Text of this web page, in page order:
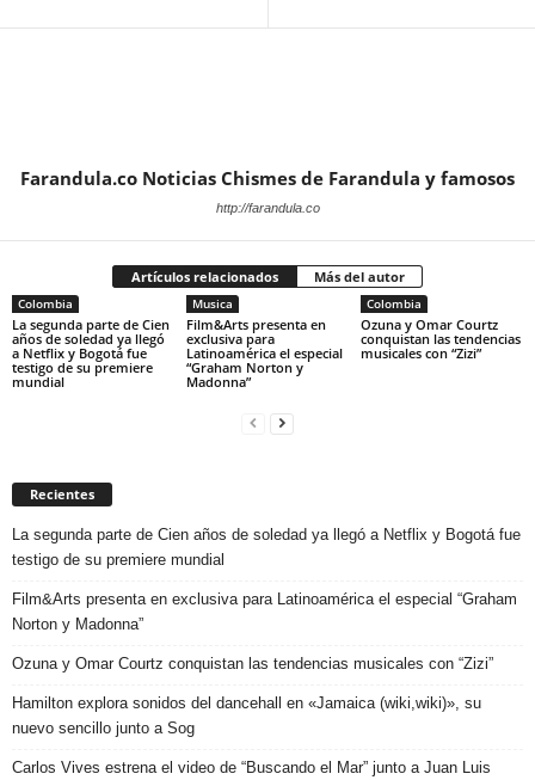
Farandula.co Noticias Chismes de Farandula y famosos
http://farandula.co
Artículos relacionados Más del autor
Colombia
La segunda parte de Cien
años de soledad ya llegó
a Netflix y Bogotá fue
testigo de su premiere
mundial
Musica
Film&Arts presenta en
exclusiva para
Latinoamérica el especial
“Graham Norton y
Madonna”
Colombia
Ozuna y Omar Courtz
conquistan las tendencias
musicales con “Zizi”
Recientes
La segunda parte de Cien años de soledad ya llegó a Netflix y Bogotá fue
testigo de su premiere mundial
Film&Arts presenta en exclusiva para Latinoamérica el especial “Graham
Norton y Madonna”
Ozuna y Omar Courtz conquistan las tendencias musicales con “Zizi”
Hamilton explora sonidos del dancehall en «Jamaica (wiki,wiki)», su
nuevo sencillo junto a Sog
Carlos Vives estrena el video de “Buscando el Mar” junto a Juan Luis